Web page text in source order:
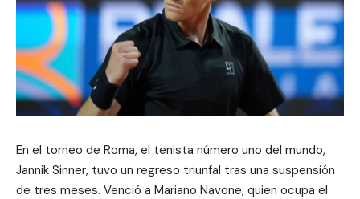
En el torneo de Roma, el tenista número uno del mundo,
Jannik Sinner, tuvo un regreso triunfal tras una suspensión
de tres meses. Venció a Mariano Navone, quien ocupa el